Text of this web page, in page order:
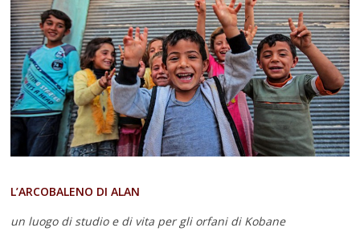
L’ARCOBALENO DI ALAN
un luogo di studio e di vita per gli orfani di Kobane